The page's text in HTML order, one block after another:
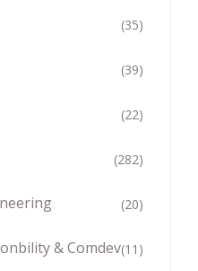
(35)
(39)
(22)
(282)
(20)
& Comdev(11)